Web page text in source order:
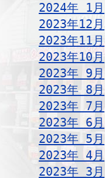
2024年 1月
2023年12月
2023年11月
2023年10月
2023年 9月
2023年 8月
2023年 7月
2023年 6月
2023年 5月
2023年 4月
2023年 3月